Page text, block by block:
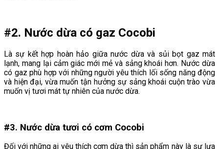
#2. Nước dừa có gaz Cocobi
Là sự kết hợp hoàn hảo giữa nước dừa và sủi bọt gaz mát
lạnh, mang lại cảm giác mới mẻ và sảng khoái hơn. Nước dừa
có gaz phù hợp với những người yêu thích lối sống năng động
và hiện đại, vừa muốn tận hưởng sự sảng khoái cuộn trào vừa
muốn vị tươi mát tự nhiên của nước dừa.
#3. Nước dừa tươi có cơm Cocobi
Đối với những ai yêu thích cơm dừa thì sản phẩm này là sự lựa